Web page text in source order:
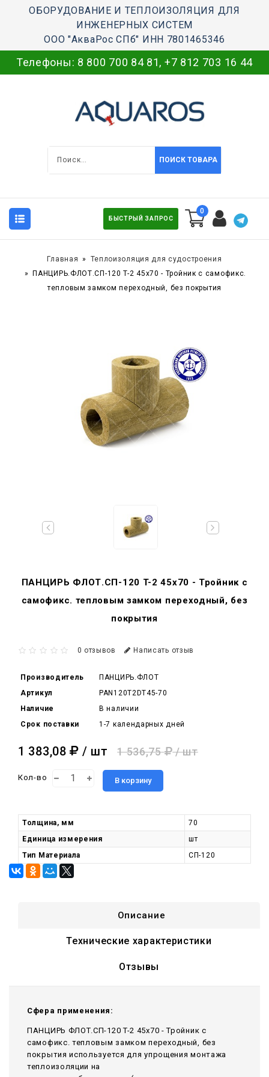
ОБОРУДОВАНИЕ И ТЕПЛОИЗОЛЯЦИЯ ДЛЯ
ИНЖЕНЕРНЫХ СИСТЕМ
ООО "АкваРос СПб" ИНН 7801465346
Телефоны: 8 800 700 84 81, +7 812 703 16 44
ПОИСК ТОВАРА
БЫСТРЫЙ ЗАПРОС
0
Главная
Теплоизоляция для судостроения
ПАНЦИРЬ.ФЛОТ.СП-120 T-2 45x70 - Тройник c самофикс.
тепловым замком переходный, без покрытия
ПАНЦИРЬ ФЛОТ.СП-120 T-2 45x70 - Тройник c
самофикс. тепловым замком переходный, без
покрытия
0 отзывов Написать отзыв
Производитель
ПАНЦИРЬ.ФЛОТ
Артикул
PAN120T2DT45-70
Наличие
В наличии
Срок поставки
1-7 календарных дней
1 383,08 / шт 1 536,75 / шт
Кол-во В корзину
Толщина, мм
70
Единица измерения
шт
Тип Материала
СП-120
Описание
Технические характеристики
Отзывы
Сфера применения:
ПАНЦИРЬ ФЛОТ.СП-120 T-2 45x70 - Тройник c
самофикс. тепловым замком переходный, без
покрытия используется для упрощения монтажа
теплоизоляции на